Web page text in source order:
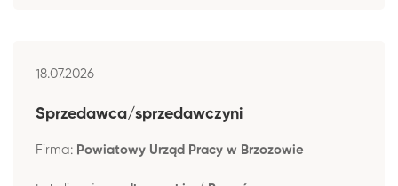
18.07.2026
Sprzedawca/sprzedawczyni
Firma: Powiatowy Urząd Pracy w Brzozowie